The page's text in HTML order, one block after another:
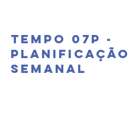
Tempo 07P -
Planificação
semanal